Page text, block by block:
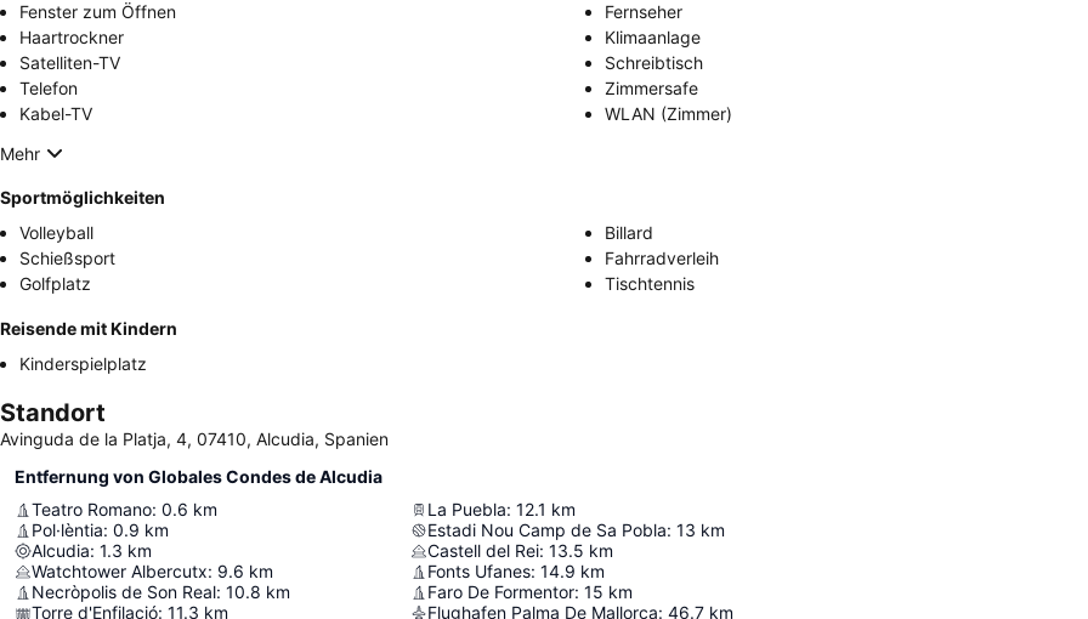
Fenster zum Öffnen
Fernseher
Haartrockner
Klimaanlage
Satelliten-TV
Schreibtisch
Telefon
Zimmersafe
Kabel-TV
WLAN (Zimmer)
Mehr
Sportmöglichkeiten
Volleyball
Billard
Schießsport
Fahrradverleih
Golfplatz
Tischtennis
Reisende mit Kindern
Kinderspielplatz
Standort
Avinguda de la Platja, 4, 07410, Alcudia, Spanien
Entfernung von Globales Condes de Alcudia
Teatro Romano: 0.6 km
Pol·lèntia: 0.9 km
Alcudia: 1.3 km
Watchtower Albercutx: 9.6 km
Necròpolis de Son Real: 10.8 km
Torre d'Enfilació: 11.3 km
La Puebla: 12.1 km
Estadi Nou Camp de Sa Pobla: 13 km
Castell del Rei: 13.5 km
Fonts Ufanes: 14.9 km
Faro De Formentor: 15 km
Flughafen Palma De Mallorca: 46.7 km